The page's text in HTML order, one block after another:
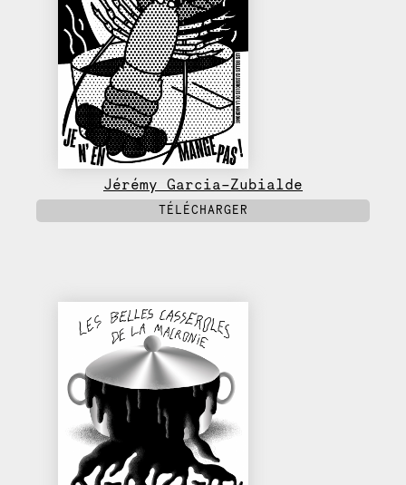
Jérémy Garcia-Zubialde
TÉLÉCHARGER